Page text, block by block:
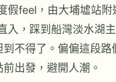
假feel，由大埔墟站附
入，踩到船灣淡水湖主
不得了。偏偏這段路
出發，避開人潮。